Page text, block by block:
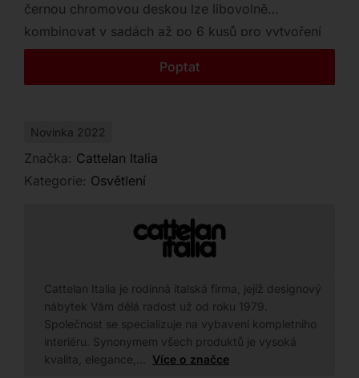
Outlet
Kontakt
černou chromovou deskou lze libovolně
kombinovat v sadách až po 6 kusů pro vytvoření
dokonalého osvětlení vašeho interiéru.
Poptat
Novinka 2022
Značka: Cattelan Italia
Kategorie: Osvětlení
Cattelan Italia je rodinná italská firma, jejíž designový
nábytek Vám dělá radost už od roku 1979.
Společnost se specializuje na vybavení kompletního
interiéru. Synonymem všech produktů je vysoká
kvalita, elegance,… Více o značce